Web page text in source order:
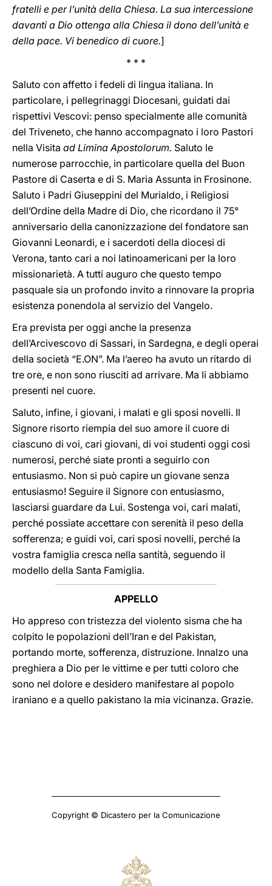
fratelli e per l’unità della Chiesa. La sua intercessione
davanti a Dio ottenga alla Chiesa il dono dell’unità e
della pace. Vi benedico di cuore.]
* * *
Saluto con affetto i fedeli di lingua italiana. In
particolare, i pellegrinaggi Diocesani, guidati dai
rispettivi Vescovi: penso specialmente alle comunità
del Triveneto, che hanno accompagnato i loro Pastori
nella Visita ad Limina Apostolorum. Saluto le
numerose parrocchie, in particolare quella del Buon
Pastore di Caserta e di S. Maria Assunta in Frosinone.
Saluto i Padri Giuseppini del Murialdo, i Religiosi
dell’Ordine della Madre di Dio, che ricordano il 75°
anniversario della canonizzazione del fondatore san
Giovanni Leonardi, e i sacerdoti della diocesi di
Verona, tanto cari a noi latinoamericani per la loro
missionarietà. A tutti auguro che questo tempo
pasquale sia un profondo invito a rinnovare la propria
esistenza ponendola al servizio del Vangelo.
Era prevista per oggi anche la presenza
dell’Arcivescovo di Sassari, in Sardegna, e degli operai
della società “E.ON”. Ma l’aereo ha avuto un ritardo di
tre ore, e non sono riusciti ad arrivare. Ma li abbiamo
presenti nel cuore.
Saluto, infine, i giovani, i malati e gli sposi novelli. Il
Signore risorto riempia del suo amore il cuore di
ciascuno di voi, cari giovani, di voi studenti oggi così
numerosi, perché siate pronti a seguirlo con
entusiasmo. Non si può capire un giovane senza
entusiasmo! Seguire il Signore con entusiasmo,
lasciarsi guardare da Lui. Sostenga voi, cari malati,
perché possiate accettare con serenità il peso della
sofferenza; e guidi voi, cari sposi novelli, perché la
vostra famiglia cresca nella santità, seguendo il
modello della Santa Famiglia.
APPELLO
Ho appreso con tristezza del violento sisma che ha
colpito le popolazioni dell’Iran e del Pakistan,
portando morte, sofferenza, distruzione. Innalzo una
preghiera a Dio per le vittime e per tutti coloro che
sono nel dolore e desidero manifestare al popolo
iraniano e a quello pakistano la mia vicinanza. Grazie.
Copyright © Dicastero per la Comunicazione